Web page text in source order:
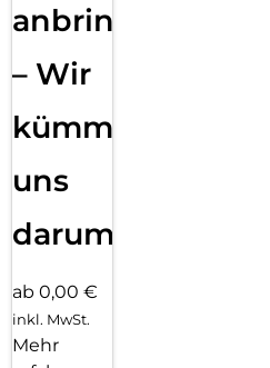
anbringen
– Wir
kümmern
uns
darum!
ab 0,00 €
inkl. MwSt.
Mehr